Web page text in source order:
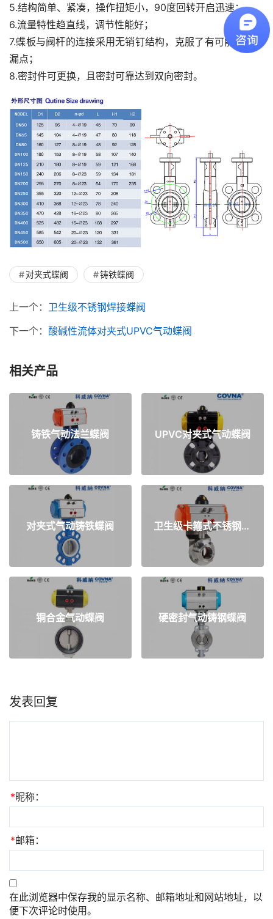
5.结构简单、紧凑，操作扭矩小，90度回转开启迅速；
6.流量特性趋直线，调节性能好；
7.蝶板与阀杆的连接采用无销钉结构，克服了有可能的内泄
漏点；
8.密封件可更换，且密封可靠达到双向密封。
对夹式蝶阀 铸铁蝶阀
上一个： 卫生级不锈钢焊接蝶阀
下一个： 酸碱性流体对夹式UPVC气动蝶阀
相关产品
铸铁气动法兰蝶阀 UPVC对夹式气动蝶阀
对夹式气动铸铁蝶阀 卫生级卡箍式不锈钢气动蝶阀
铜合金气动蝶阀 硬密封气动铸钢蝶阀
发表回复
*昵称：
*邮箱：
在此浏览器中保存我的显示名称、邮箱地址和网站地址，以
便下次评论时使用。